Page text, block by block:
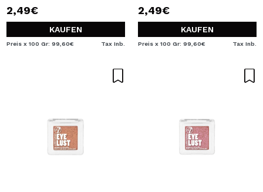
2,49€
KAUFEN
Preis x 100 Gr: 99,60€ Tax Inb.
2,49€
KAUFEN
Preis x 100 Gr: 99,60€ Tax Inb.